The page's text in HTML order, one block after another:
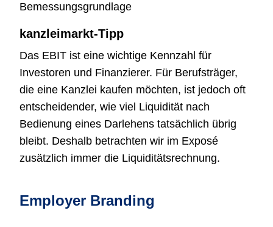
Bemessungsgrundlage
kanzleimarkt-Tipp
Das EBIT ist eine wichtige Kennzahl für
Investoren und Finanzierer. Für Berufsträger,
die eine Kanzlei kaufen möchten, ist jedoch oft
entscheidender, wie viel Liquidität nach
Bedienung eines Darlehens tatsächlich übrig
bleibt. Deshalb betrachten wir im Exposé
zusätzlich immer die Liquiditätsrechnung.
Employer Branding